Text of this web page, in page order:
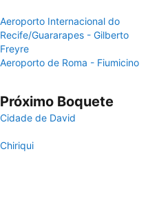
Aeroporto Internacional do
Recife/Guararapes - Gilberto
Freyre
Aeroporto de Roma - Fiumicino
Próximo Boquete
Cidade de David
Chiriqui